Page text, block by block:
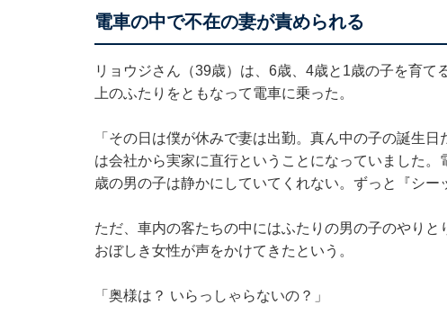
電車の中で不在の妻が責められる
リョウジさん（39歳）は、6歳、4歳と1歳の子を育て
上のふたりをともなって電車に乗った。
「その日は僕が休みで妻は出勤。真ん中の子の誕生
は会社から実家に直行ということになっていました
歳の男の子は静かにしていてくれない。ずっと『シー
ただ、車内の客たちの中にはふたりの男の子のやり
おぼしき女性が声をかけてきたという。
「奥様は？ いらっしゃらないの？」